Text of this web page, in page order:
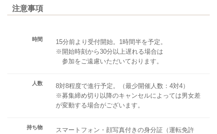
注意事項
時間
15分前より受付開始。1時間半を予定。
※開始時刻から30分以上遅れる場合は
参加をご遠慮いただいております。
人数
8対8程度で進行予定。（最少開催人数：4対4）
※募集締め切り以降のキャンセルによっては男女差
が変動する場合がございます。
持ち物
スマートフォン・顔写真付きの身分証（運転免許